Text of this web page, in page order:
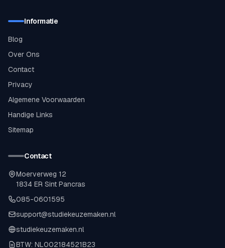
Informatie
Blog
Over Ons
Contact
Privacy
Algemene Voorwaarden
Handige Links
Sitemap
Contact
Moerverweg 12
1834 ER Sint Pancras
085-0601595
support@studiekeuzemaken.nl
studiekeuzemaken.nl
BTW: NL002184521B23